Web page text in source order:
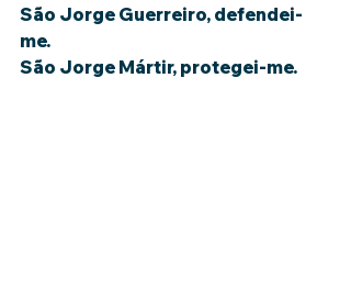
São Jorge Guerreiro, defendei-
me.
São Jorge Mártir, protegei-me.